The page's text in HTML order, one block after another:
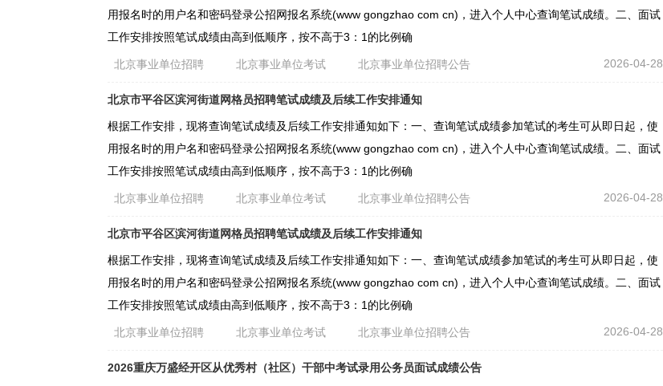
用报名时的用户名和密码登录公招网报名系统(www gongzhao com cn)，进入个人中心查询笔试成绩。二、面试
工作安排按照笔试成绩由高到低顺序，按不高于3：1的比例确
2026-04-28
北京事业单位招聘 北京事业单位考试 北京事业单位招聘公告
北京市平谷区滨河街道网格员招聘笔试成绩及后续工作安排通知
根据工作安排，现将查询笔试成绩及后续工作安排通知如下：一、查询笔试成绩参加笔试的考生可从即日起，使
用报名时的用户名和密码登录公招网报名系统(www gongzhao com cn)，进入个人中心查询笔试成绩。二、面试
工作安排按照笔试成绩由高到低顺序，按不高于3：1的比例确
2026-04-28
北京事业单位招聘 北京事业单位考试 北京事业单位招聘公告
北京市平谷区滨河街道网格员招聘笔试成绩及后续工作安排通知
根据工作安排，现将查询笔试成绩及后续工作安排通知如下：一、查询笔试成绩参加笔试的考生可从即日起，使
用报名时的用户名和密码登录公招网报名系统(www gongzhao com cn)，进入个人中心查询笔试成绩。二、面试
工作安排按照笔试成绩由高到低顺序，按不高于3：1的比例确
2026-04-28
北京事业单位招聘 北京事业单位考试 北京事业单位招聘公告
2026重庆万盛经开区从优秀村（社区）干部中考试录用公务员面试成绩公告